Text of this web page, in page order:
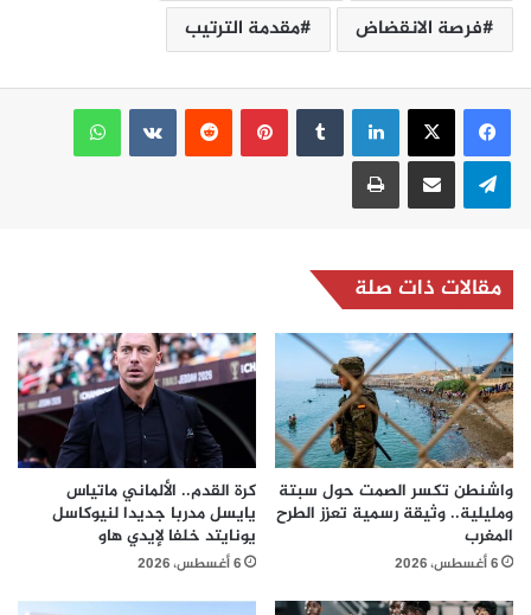
فرصة الانقضاض
مقدمة الترتيب
لينكدإن بينتيريست
واتساب
تيلقرام مشاركة عبر البريد طباعة
مقالات ذات صلة
واشنطن تكسر الصمت حول سبتة
ومليلية.. وثيقة رسمية تعزز الطرح
المغرب
6 أغسطس، 2026
كرة القدم.. الألماني ماتياس
يايسل مدربا جديدا لنيوكاسل
يونايتد خلفا لإيدي هاو
6 أغسطس، 2026